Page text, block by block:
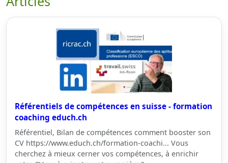
Référentiels de compétences en suisse - formation
coaching educh.ch
Référentiel, Bilan de compétences comment booster son
CV https://www.educh.ch/formation-coachi... Vous
cherchez à mieux cerner vos compétences, à enrichir